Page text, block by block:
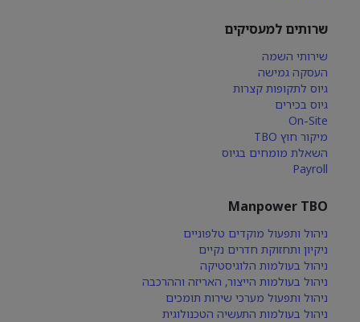
שרותים למעסיקים
שירותי השמה
העסקה גמישה
גיוס לתקופות קצרות
גיוס בכירים
On-Site
מיקור חוץ TBO
השאלת מומחים בגיוס
Payroll
Manpower TBO
ניהול ותפעול מוקדים טלפוניים
ניקיון ותחזוקת חדרים נקיים
ניהול בעולמות הלוגיסטיקה
ניהול בעולמות הייצור, האריזה וההרכבה
ניהול ותפעול מערכי שירות תומכים
ניהול בעולמות התעשיה הטכנולוגית